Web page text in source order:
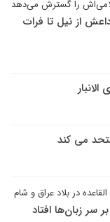
را گسترش می‌دهد
از نیل تا فرات
می کند
در بلاد عراق و شام
سر زبان‌ها افتاد